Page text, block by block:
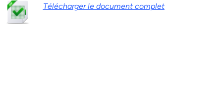
Télécharger le document complet